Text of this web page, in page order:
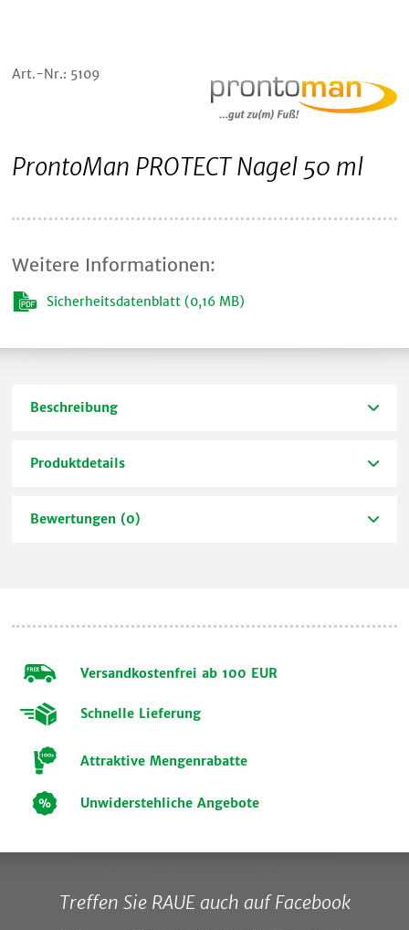
Art.-Nr.: 5109
ProntoMan PROTECT Nagel 50 ml
Weitere Informationen:
Sicherheitsdatenblatt (0,16 MB)
Beschreibung
Produktdetails
Bewertungen (0)
Versandkostenfrei ab 100 EUR
Schnelle Lieferung
Attraktive Mengenrabatte
Unwiderstehliche Angebote
Treffen Sie RAUE auch auf Facebook